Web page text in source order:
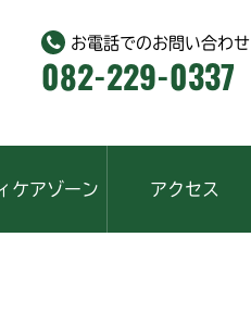
お電話でのお問い合わせ
082-229-0337
ケアゾーン アクセス